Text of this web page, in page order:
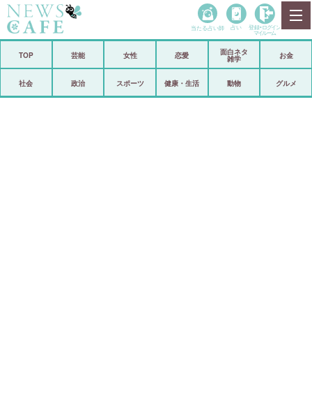
政治
当たる占い師 占い 登録• ログイン
マイルーム
TOP 芸能 女性 恋愛
面白ネタ
雑学
お金
社会 政治 スポーツ 健康・生活 動物 グルメ